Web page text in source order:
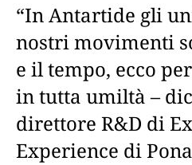
“In Antartide gli
nostri movimenti
e il tempo, ecco
in tutta umiltà –
direttore R&D di
Experience di